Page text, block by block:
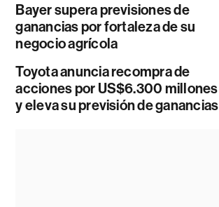
Bayer supera previsiones de
ganancias por fortaleza de su
negocio agrícola
Toyota anuncia recompra de
acciones por US$6.300 millones
y eleva su previsión de ganancias